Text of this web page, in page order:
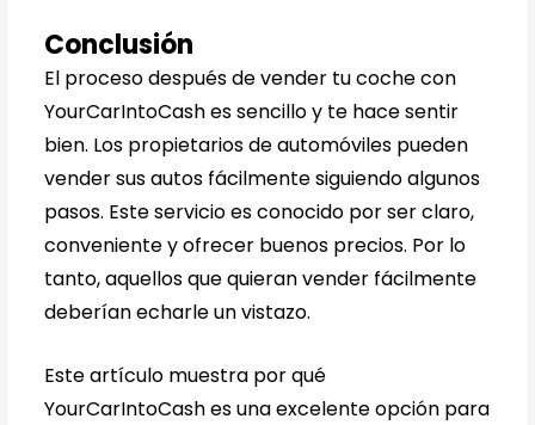
Conclusión
El proceso después de vender tu coche con
YourCarIntoCash es sencillo y te hace sentir
bien. Los propietarios de automóviles pueden
vender sus autos fácilmente siguiendo algunos
pasos. Este servicio es conocido por ser claro,
conveniente y ofrecer buenos precios. Por lo
tanto, aquellos que quieran vender fácilmente
deberían echarle un vistazo.
Este artículo muestra por qué
YourCarIntoCash es una excelente opción para